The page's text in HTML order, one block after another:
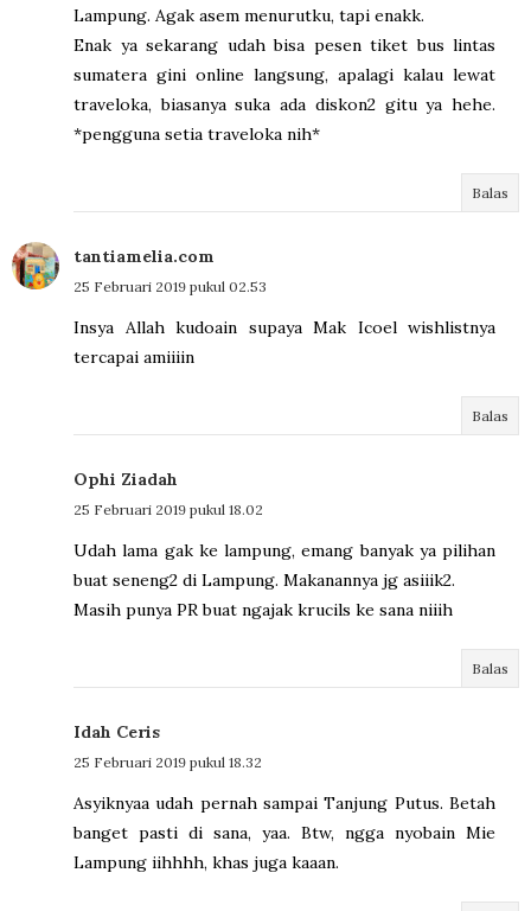
Lampung. Agak asem menurutku, tapi enakk.
Enak ya sekarang udah bisa pesen tiket bus lintas
sumatera gini online langsung, apalagi kalau lewat
traveloka, biasanya suka ada diskon2 gitu ya hehe.
*pengguna setia traveloka nih*
Balas
tantiamelia.com
25 Februari 2019 pukul 02.53
Insya Allah kudoain supaya Mak Icoel wishlistnya
tercapai amiiiin
Balas
Ophi Ziadah
25 Februari 2019 pukul 18.02
Udah lama gak ke lampung, emang banyak ya pilihan
buat seneng2 di Lampung. Makanannya jg asiiik2.
Masih punya PR buat ngajak krucils ke sana niiih
Balas
Idah Ceris
25 Februari 2019 pukul 18.32
Asyiknyaa udah pernah sampai Tanjung Putus. Betah
banget pasti di sana, yaa. Btw, ngga nyobain Mie
Lampung iihhhh, khas juga kaaan.